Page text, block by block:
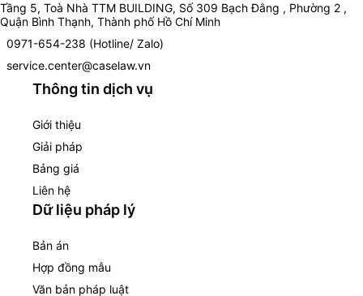
Tầng 5, Toà Nhà TTM BUILDING, Số 309 Bạch Đằng , Phường 2 ,
Quận Bình Thạnh, Thành phố Hồ Chí Minh
0971-654-238 (Hotline/ Zalo)
service.center@caselaw.vn
Thông tin dịch vụ
Giới thiệu
Giải pháp
Bảng giá
Liên hệ
Dữ liệu pháp lý
Bản án
Hợp đồng mẫu
Văn bản pháp luật